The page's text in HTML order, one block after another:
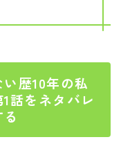
歴10年の私
話をネタバレ